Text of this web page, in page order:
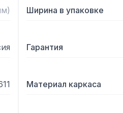
) Ширина в упаковке
Гарантия
Материал каркаса